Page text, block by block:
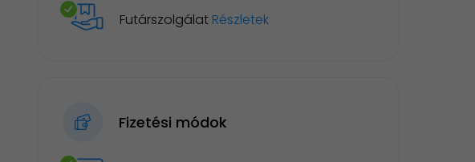
Futárszolgálat Részletek
Fizetési módok